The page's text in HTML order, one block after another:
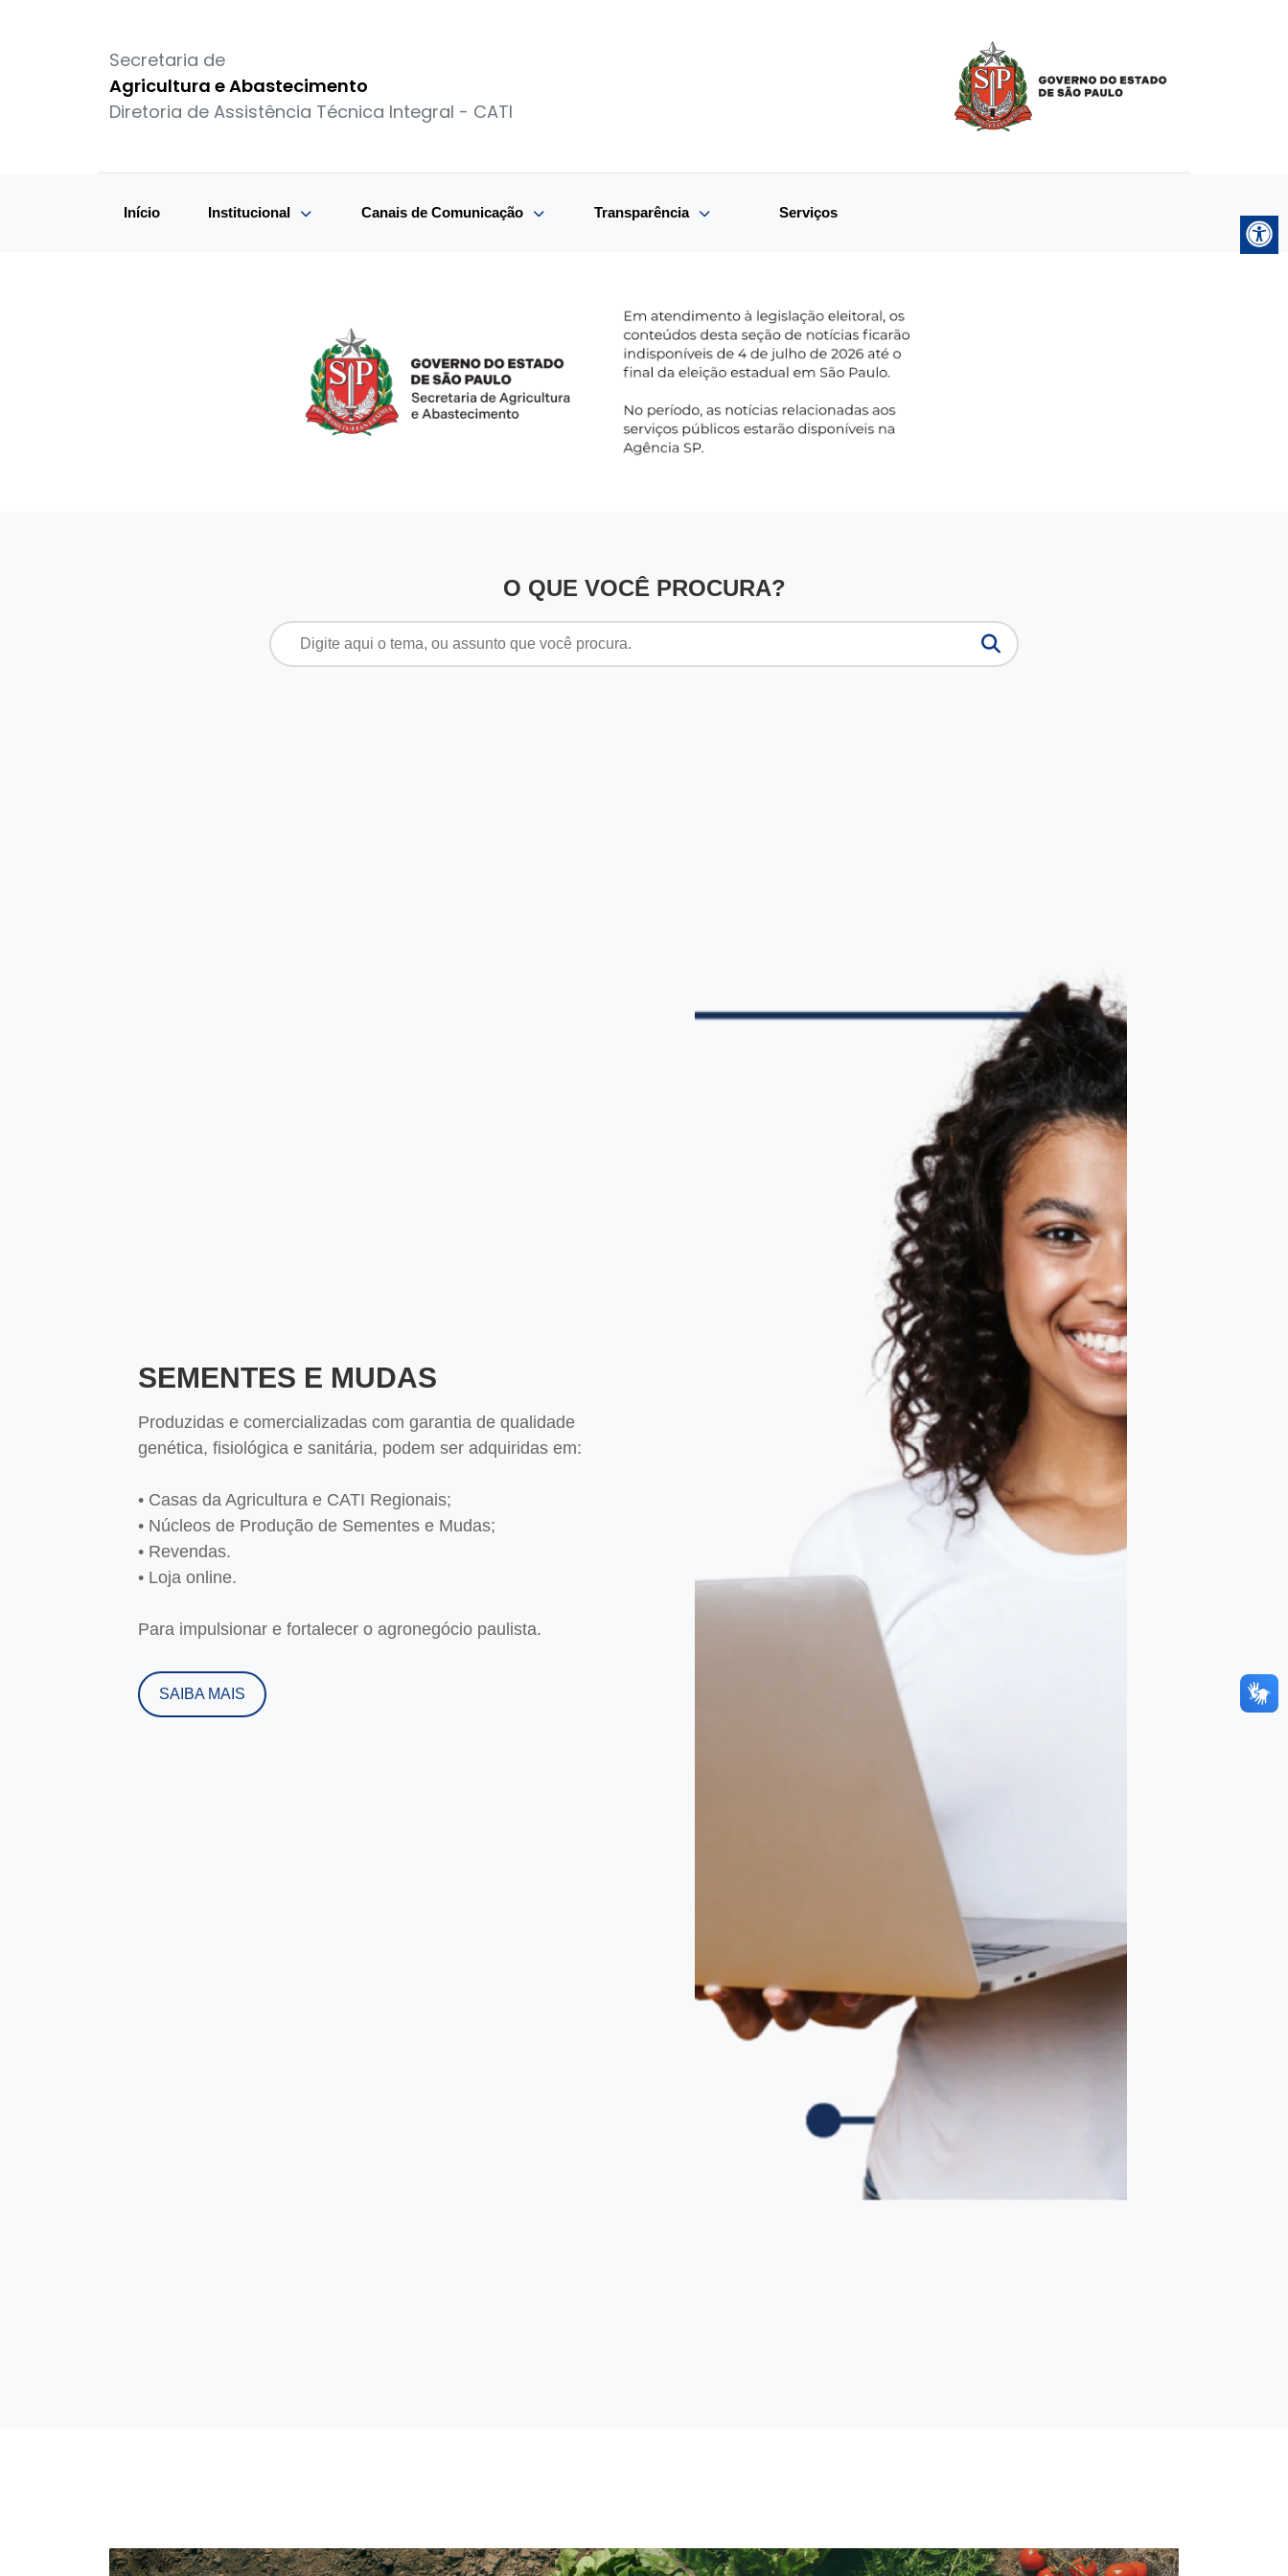
Secretaria de
Agricultura e Abastecimento
Diretoria de Assistência Técnica Integral - CATI
Início Institucional Canais de Comunicação Transparência Serviços
O QUE VOCÊ PROCURA?
Pesquisar
por:
SEMENTES E MUDAS
Produzidas e comercializadas com garantia de qualidade
genética, fisiológica e sanitária, podem ser adquiridas em:
• Casas da Agricultura e CATI Regionais;
• Núcleos de Produção de Sementes e Mudas;
• Revendas.
• Loja online.
Para impulsionar e fortalecer o agronegócio paulista.
SAIBA MAIS